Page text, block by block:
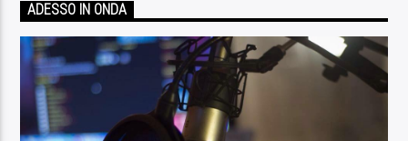
ADESSO IN ONDA